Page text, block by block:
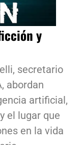
y
secretario
abordan
artificial,
el lugar que
en la vida